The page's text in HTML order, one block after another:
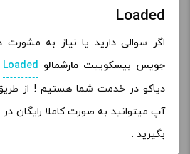
Loaded
اگر سوالی دارید یا نیاز به مشورت
جویس بیسکوییت مارشمالو Loaded
دیاکو در خدمت شما هستیم ! از
آپ میتوانید به صورت کاملا رایگان
بگیرید .